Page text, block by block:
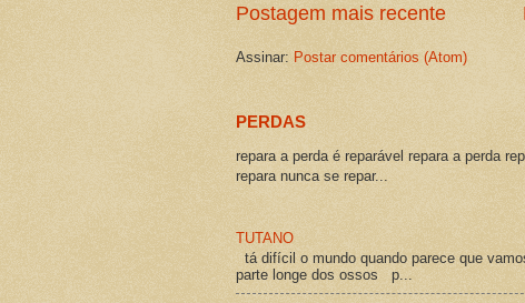
Postagem mais recente
Assinar: Postar comentários (Atom)
PERDAS
repara a perda é reparável repara a perda
repara nunca se repar...
TUTANO
tá difícil o mundo quando parece que
parte longe dos ossos p...